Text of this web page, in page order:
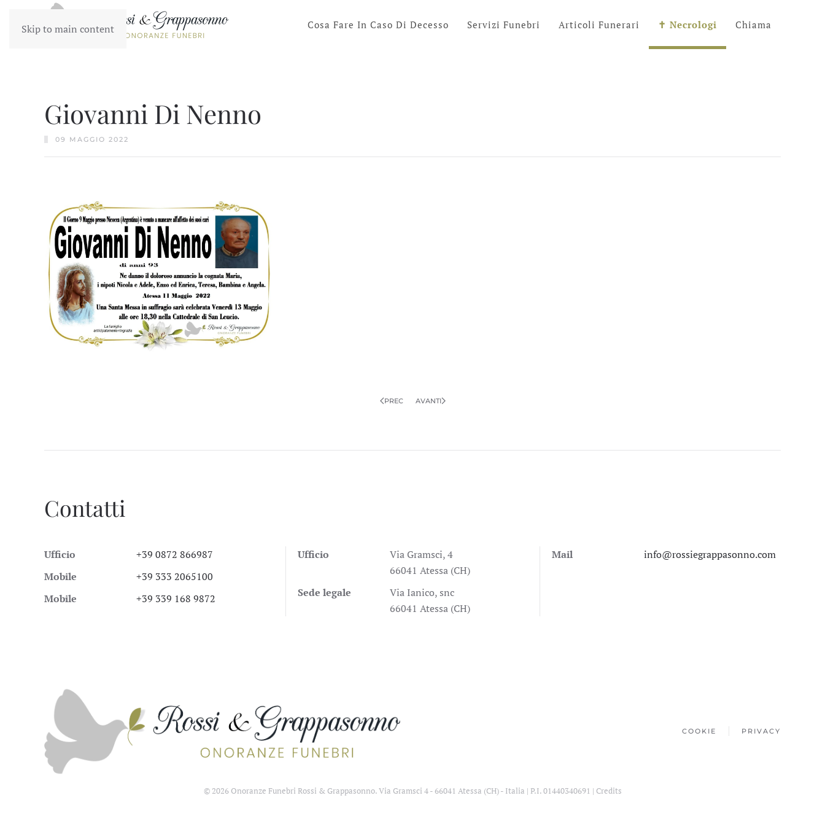
Skip to main content Cosa Fare In Caso Di Decesso Servizi Funebri Articoli Funerari ✝︎ Necrologi Chiama
Giovanni Di Nenno
09 MAGGIO 2022
PREC AVANTI
Contatti
Ufficio
+39 0872 866987
Mobile
+39 333 2065100
Mobile
+39 339 168 9872
Ufficio
Via Gramsci, 4
66041 Atessa (CH)
Sede legale
Via Ianico, snc
66041 Atessa (CH)
Mail info@rossiegrappasonno.com
COOKIE PRIVACY
© 2026Onoranze Funebri Rossi & Grappasonno. Via Gramsci 4 - 66041 Atessa (CH) - Italia | P.I. 01440340691 | Credits